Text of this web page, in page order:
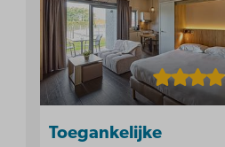
Toegankelijke